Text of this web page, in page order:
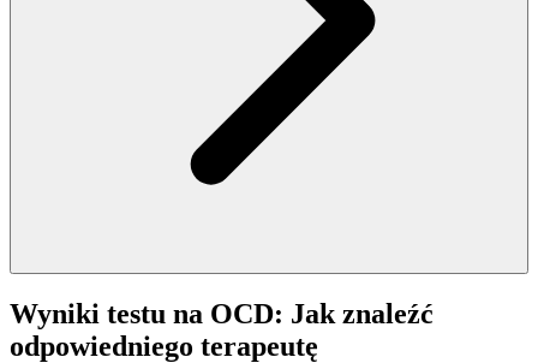
Wyniki testu na OCD: Jak znaleźć
odpowiedniego terapeutę